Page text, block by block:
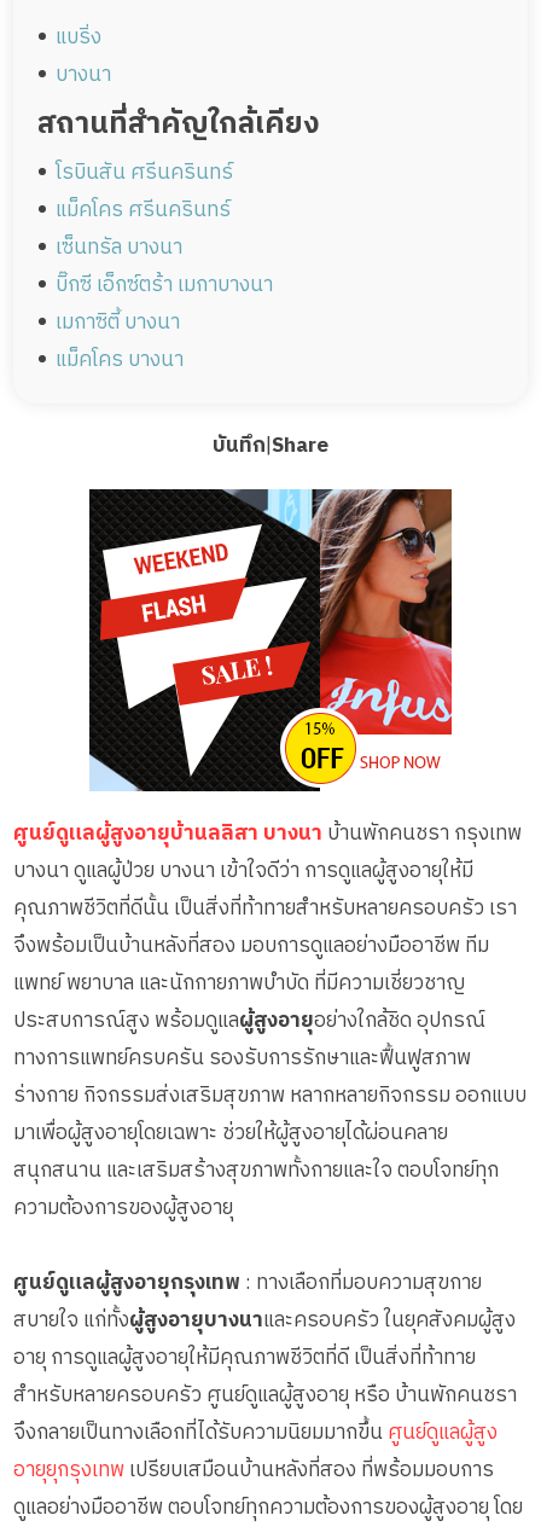
แบริ่ง
บางนา
สถานที่สำคัญใกล้เคียง
โรบินสัน ศรีนครินทร์
แม็คโคร ศรีนครินทร์
เซ็นทรัล บางนา
บิ๊กซี เอ็กซ์ตร้า เมกาบางนา
เมกาซิตี้ บางนา
แม็คโคร บางนา
บันทึก|Share
ศูนย์ดูแลผู้สูงอายุบ้านลลิสา บางนา บ้านพักคนชรา กรุงเทพ
บางนา ดูแลผู้ป่วย บางนา เข้าใจดีว่า การดูแลผู้สูงอายุให้มี
คุณภาพชีวิตที่ดีนั้น เป็นสิ่งที่ท้าทายสำหรับหลายครอบครัว เรา
จึงพร้อมเป็นบ้านหลังที่สอง มอบการดูแลอย่างมืออาชีพ ทีม
แพทย์ พยาบาล และนักกายภาพบำบัด ที่มีความเชี่ยวชาญ
ประสบการณ์สูง พร้อมดูแลผู้สูงอายุอย่างใกล้ชิด อุปกรณ์
ทางการแพทย์ครบครัน รองรับการรักษาและฟื้นฟูสภาพ
ร่างกาย กิจกรรมส่งเสริมสุขภาพ หลากหลายกิจกรรม ออกแบบ
มาเพื่อผู้สูงอายุโดยเฉพาะ ช่วยให้ผู้สูงอายุได้ผ่อนคลาย
สนุกสนาน และเสริมสร้างสุขภาพทั้งกายและใจ ตอบโจทย์ทุก
ความต้องการของผู้สูงอายุ
ศูนย์ดูแลผู้สูงอายุกรุงเทพ : ทางเลือกที่มอบความสุขกาย
สบายใจ แก่ทั้งผู้สูงอายุบางนาและครอบครัว ในยุคสังคมผู้สูง
อายุ การดูแลผู้สูงอายุให้มีคุณภาพชีวิตที่ดี เป็นสิ่งที่ท้าทาย
สำหรับหลายครอบครัว ศูนย์ดูแลผู้สูงอายุ หรือ บ้านพักคนชรา
จึงกลายเป็นทางเลือกที่ได้รับความนิยมมากขึ้นศูนย์ดูแลผู้สูง
อายุยุกรุงเทพเปรียบเสมือนบ้านหลังที่สอง ที่พร้อมมอบการ
ดูแลอย่างมืออาชีพ ตอบโจทย์ทุกความต้องการของผู้สูงอายุ โดย